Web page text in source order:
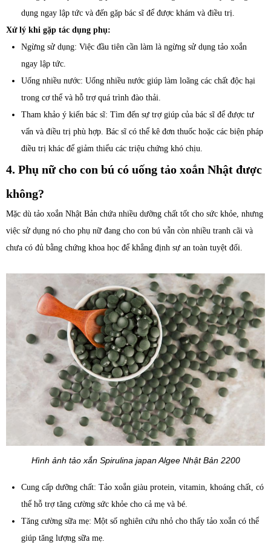
dụng ngay lập tức và đến gặp bác sĩ để được khám và điều trị.
Xử lý khi gặp tác dụng phụ:
Ngừng sử dụng: Việc đầu tiên cần làm là ngừng sử dụng tảo xoắn
ngay lập tức.
Uống nhiều nước: Uống nhiều nước giúp làm loãng các chất độc hại
trong cơ thể và hỗ trợ quá trình đào thải.
Tham khảo ý kiến bác sĩ: Tìm đến sự trợ giúp của bác sĩ để được tư
vấn và điều trị phù hợp. Bác sĩ có thể kê đơn thuốc hoặc các biện pháp
điều trị khác để giảm thiểu các triệu chứng khó chịu.
4. Phụ nữ cho con bú có uống tảo xoắn Nhật được
không?
Mặc dù tảo xoắn Nhật Bản chứa nhiều dưỡng chất tốt cho sức khỏe, nhưng
việc sử dụng nó cho phụ nữ đang cho con bú vẫn còn nhiều tranh cãi và
chưa có đủ bằng chứng khoa học để khẳng định sự an toàn tuyệt đối.
Hình ảnh tảo xắn Spirulina japan Algee Nhật Bản 2200
Cung cấp dưỡng chất: Tảo xoắn giàu protein, vitamin, khoáng chất, có
thể hỗ trợ tăng cường sức khỏe cho cả mẹ và bé.
Tăng cường sữa mẹ: Một số nghiên cứu nhỏ cho thấy tảo xoắn có thể
giúp tăng lượng sữa mẹ.